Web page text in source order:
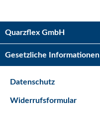
Bestseller
Quarzflex GmbH
Gesetzliche Informationen
Datenschutz
Widerrufsformular